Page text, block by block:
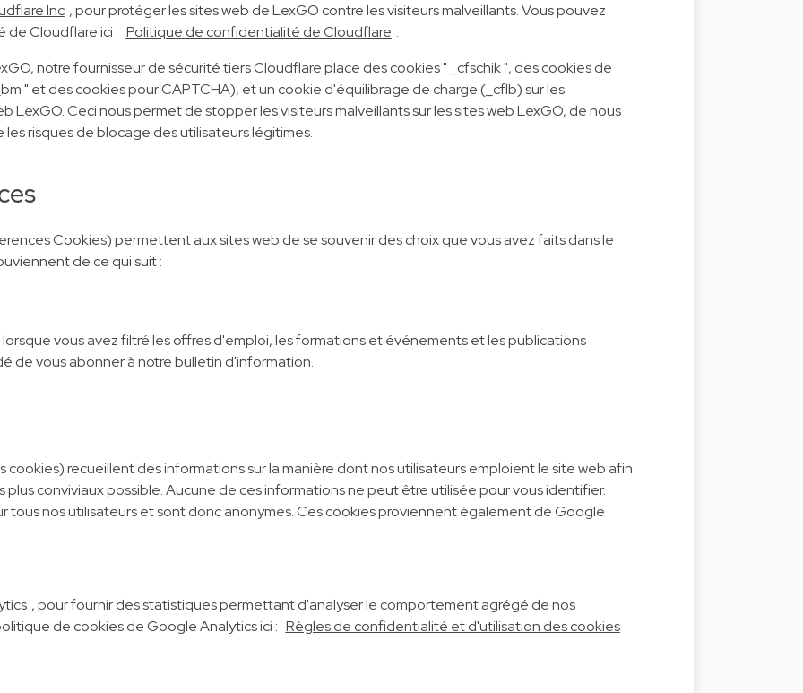
Inc , pour protéger les sites web de LexGO contre les visiteurs malveillants. Vous pouvez
Cloudflare ici : Politique de confidentialité de Cloudflare .
notre fournisseur de sécurité tiers Cloudflare place des cookies " _cfschik ", des cookies de
" et des cookies pour CAPTCHA), et un cookie d'équilibrage de charge (_cflb) sur les
LexGO. Ceci nous permet de stopper les visiteurs malveillants sur les sites web LexGO, de nous
risques de blocage des utilisateurs légitimes.
Cookies) permettent aux sites web de se souvenir des choix que vous avez faits dans le
de ce qui suit :
vous avez filtré les offres d'emploi, les formations et événements et les publications
de vous abonner à notre bulletin d'information.
cookies) recueillent des informations sur la manière dont nos utilisateurs emploient le site web afin
plus conviviaux possible. Aucune de ces informations ne peut être utilisée pour vous identifier.
tous nos utilisateurs et sont donc anonymes. Ces cookies proviennent également de Google
, pour fournir des statistiques permettant d'analyser le comportement agrégé de nos
de cookies de Google Analytics ici : Règles de confidentialité et d'utilisation des cookies